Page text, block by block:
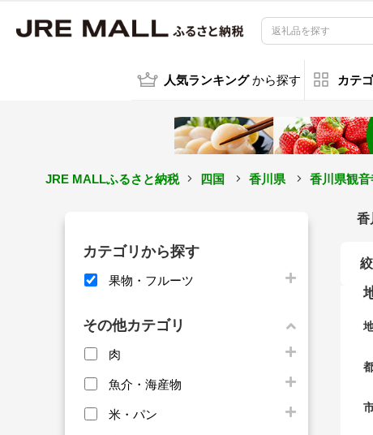
人気ランキング から探す カテ
JRE MALLふるさと納税 四国 香川県 香川県観音
カテゴリから探す
果物・フルーツ
その他カテゴリ
肉
魚介・海産物
米・パン
香